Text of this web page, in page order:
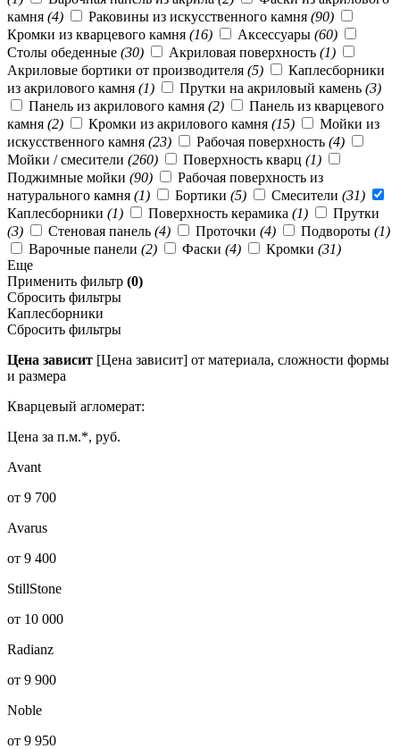
камня (4) Раковины из искусственного камня (90)
Кромки из кварцевого камня (16) Аксессуары (60)
Столы обеденные (30) Акриловая поверхность (1)
Акриловые бортики от производителя (5)
Каплесборники
из акрилового камня (1) Прутки на акриловый камень (3)
Панель из акрилового камня (2)
Панель из кварцевого
камня (2) Кромки из акрилового камня (15)
Мойки из
искусственного камня (23) Рабочая поверхность (4)
Мойки / смесители (260) Поверхность кварц (1)
Поджимные мойки (90)
Рабочая поверхность из
натурального камня (1) Бортики (5) Смесители (31)
Каплесборники (1) Поверхность керамика (1)
Прутки
(3)
Стеновая панель (4) Проточки (4) Подвороты (1)
Варочные панели (2) Фаски (4) Кромки (31)
Еще
Применить фильтр (0)
Сбросить фильтры
Каплесборники
Сбросить фильтры
Цена зависит [Цена зависит] от материала, сложности формы
и размера
Кварцевый агломерат:
Цена за п.м.*, руб.
Avant
от 9 700
Avarus
от 9 400
StillStone
от 10 000
Radianz
от 9 900
Noble
от 9 950